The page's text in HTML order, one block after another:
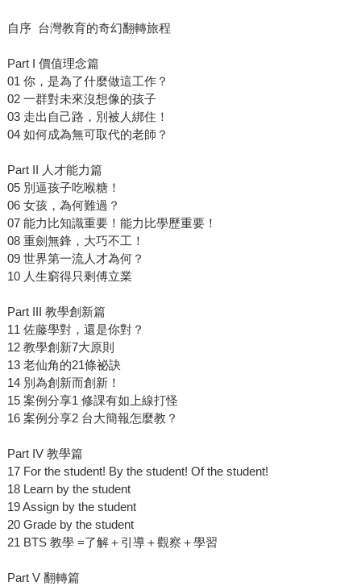
自序 台灣教育的奇幻翻轉旅程
Part I 價值理念篇
01 你，是為了什麼做這工作？
02 一群對未來沒想像的孩子
03 走出自己路，別被人綁住！
04 如何成為無可取代的老師？
Part II 人才能力篇
05 別逼孩子吃喉糖！
06 女孩，為何難過？
07 能力比知識重要！能力比學歷重要！
08 重劍無鋒，大巧不工！
09 世界第一流人才為何？
10 人生窮得只剩傅立業
Part III 教學創新篇
11 佐藤學對，還是你對？
12 教學創新7大原則
13 老仙角的21條祕訣
14 別為創新而創新！
15 案例分享1 修課有如上線打怪
16 案例分享2 台大簡報怎麼教？
Part IV 教學篇
17 For the student! By the student! Of the student!
18 Learn by the student
19 Assign by the student
20 Grade by the student
21 BTS 教學 =了解＋引導＋觀察＋學習
Part V 翻轉篇